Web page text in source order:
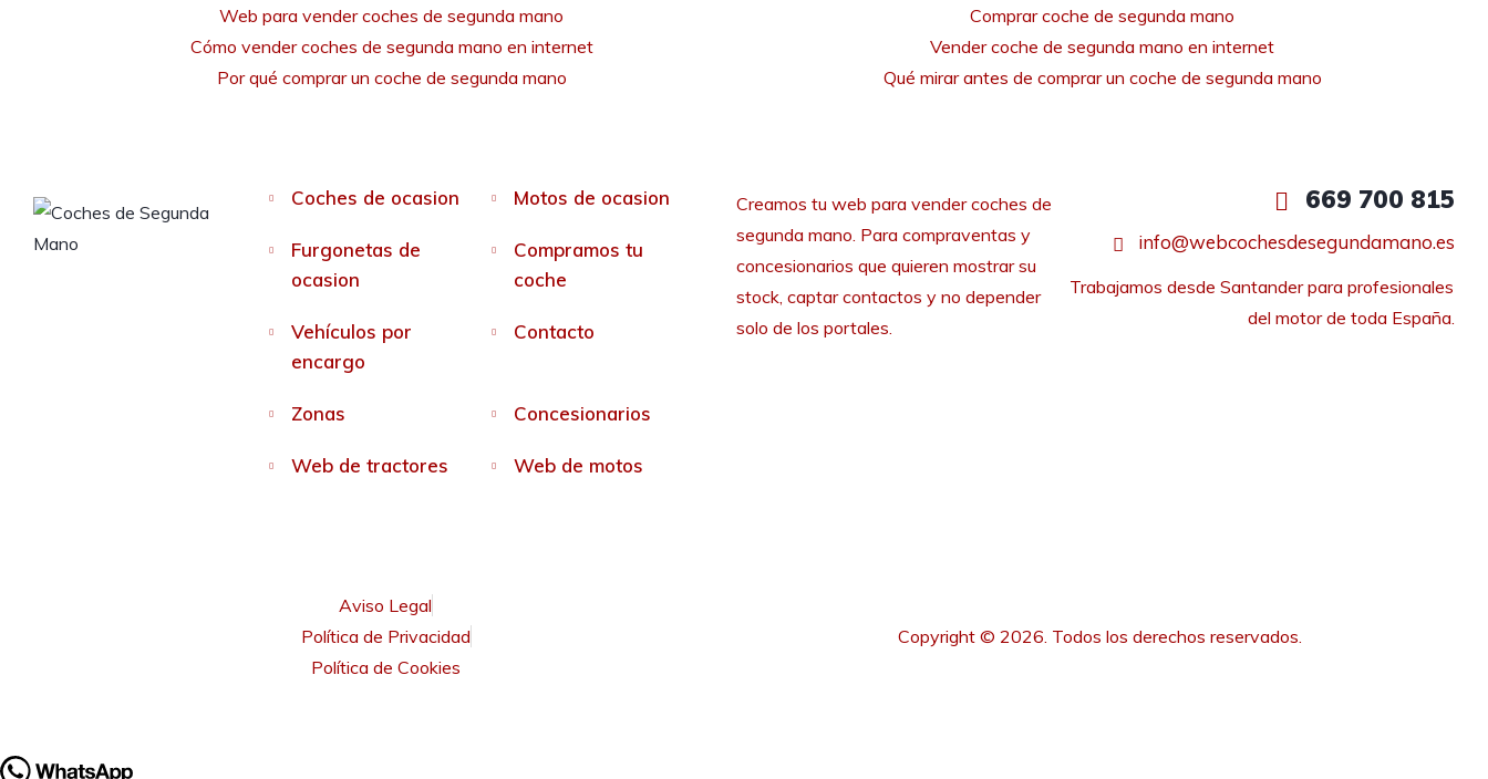
Web para vender coches de segunda mano
Cómo vender coches de segunda mano en internet
Por qué comprar un coche de segunda mano
Comprar coche de segunda mano
Vender coche de segunda mano en internet
Qué mirar antes de comprar un coche de segunda mano
Coches de ocasion Motos de ocasion
Furgonetas de
ocasion
Compramos tu
coche
Vehículos por
encargo
Contacto
Zonas Concesionarios
Web de tractores Web de motos
Creamos tu web para vender coches de
segunda mano. Para compraventas y
concesionarios que quieren mostrar su
stock, captar contactos y no depender
solo de los portales.
669 700 815
info@webcochesdesegundamano.es
Trabajamos desde Santander para profesionales
del motor de toda España.
Aviso Legal
Política de Privacidad
Política de Cookies
Copyright © 2026. Todos los derechos reservados.